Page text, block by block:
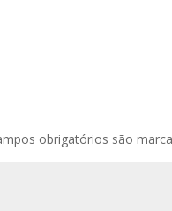
obrigatórios são